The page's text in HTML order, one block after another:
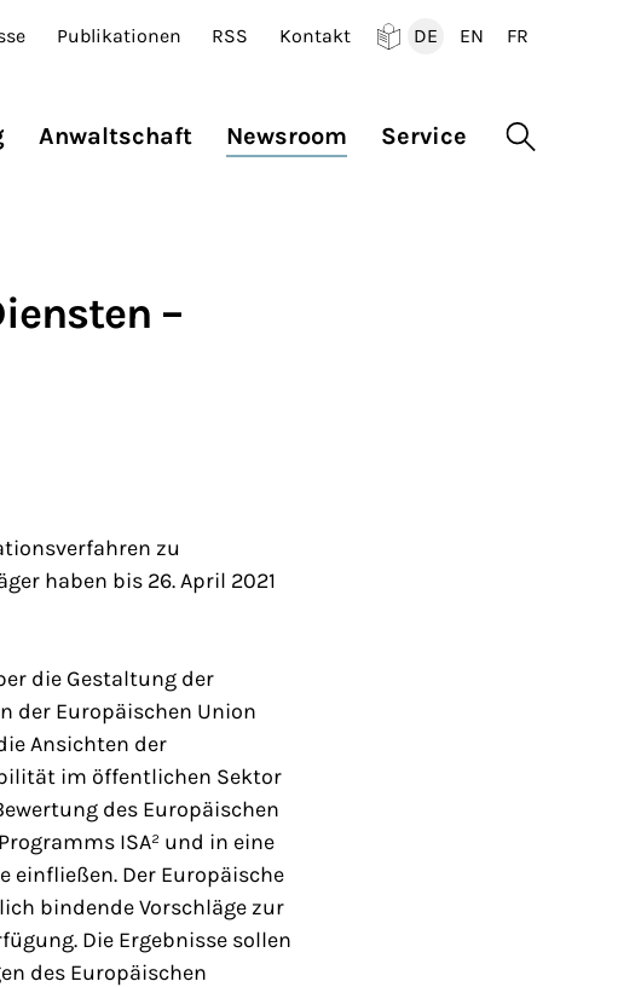
Publikationen RSS Kontakt
DE
EN
FR
Anwaltschaft Newsroom Service Suche
–
zu
haben bis 26. April 2021
die Gestaltung der
der Europäischen Union
Ansichten der
im öffentlichen Sektor
des Europäischen
ISA² und in eine
Der Europäische
bindende Vorschläge zur
Die Ergebnisse sollen
des Europäischen